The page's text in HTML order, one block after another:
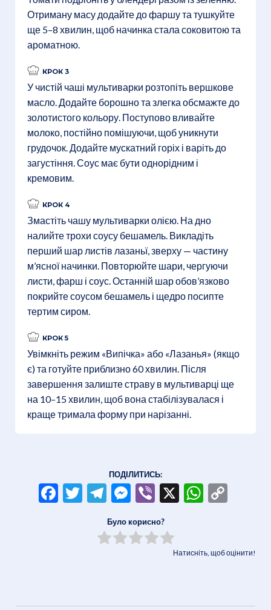
Отриману масу додайте до фаршу та тушкуйте
ще 5–8 хвилин, щоб начинка стала соковитою та
ароматною.
КРОК 3
У чистій чаші мультиварки розтопіть вершкове
масло. Додайте борошно та злегка обсмажте до
золотистого кольору. Поступово вливайте
молоко, постійно помішуючи, щоб уникнути
грудочок. Додайте мускатний горіх і варіть до
загустіння. Соус має бути однорідним і
кремовим.
КРОК 4
Змастіть чашу мультиварки олією. На дно
налийте трохи соусу бешамель. Викладіть
перший шар листів лазаньї, зверху — частину
м’ясної начинки. Повторюйте шари, чергуючи
листи, фарш і соус. Останній шар обов’язково
покрийте соусом бешамель і щедро посипте
тертим сиром.
КРОК 5
Увімкніть режим «Випічка» або «Лазанья» (якщо
є) та готуйте приблизно 60 хвилин. Після
завершення залиште страву в мультиварці ще
на 10–15 хвилин, щоб вона стабілізувалася і
краще тримала форму при нарізанні.
ПОДІЛИТИСЬ:
Facebook
Twitter
Telegram
Messenger
Viber
X
Було корисно?
Натисніть, щоб оцінити!